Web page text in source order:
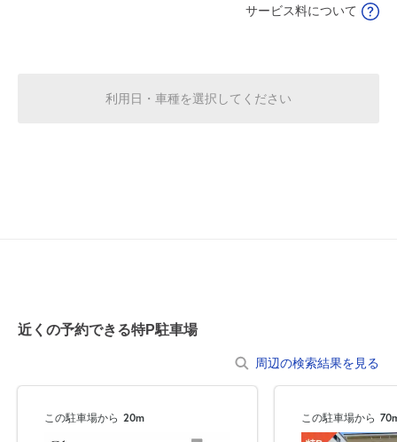
サービス料について
利用日・車種を選択してください
近くの予約できる特P駐車場
周辺の検索結果を見る
この駐車場から 20m この駐車場から